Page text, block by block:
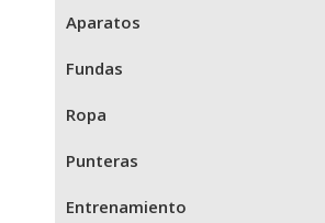
Aparatos
Fundas
Ropa
Punteras
Entrenamiento